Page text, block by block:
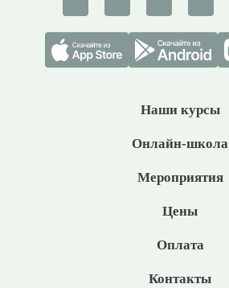
Наши курсы
Онлайн-школа
Мероприятия
Цены
Оплата
Контакты